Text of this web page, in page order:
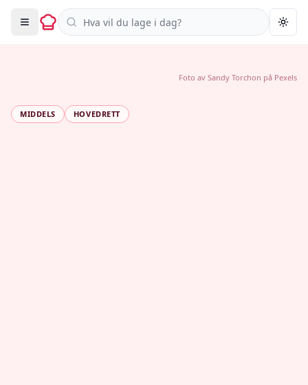
Søk i oppskrifter
MIDDELS HOVEDRETT
Foto av Sandy Torchon på Pexels